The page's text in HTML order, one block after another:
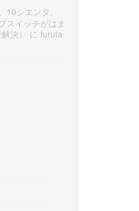
シエンタ、
スイッチがはま
決）
に furuta